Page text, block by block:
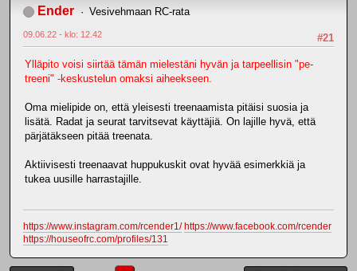
Ender Vesivehmaan RC-rata
#21
09.06.22 - klo: 12.42
Ylläpito voisi siirtää tämän mielestäni hyvän ja tarpeellisin "pe-
treeni" -keskustelun omaksi aiheekseen.
Oma mielipide on, että yleisesti treenaamista pitäisi suosia ja
lisätä. Radat ja seurat tarvitsevat käyttäjiä. On lajille hyvä, että
pärjätäkseen pitää treenata.
Aktiivisesti treenaavat huppukuskit ovat hyvää esimerkkiä ja
tukea uusille harrastajille.
https://www.instagram.com/rcender1/ https://www.facebook.com/rcender
https://houseofrc.com/profiles/131